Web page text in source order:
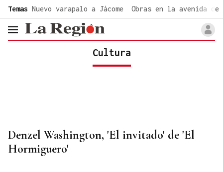
Temas Nuevo varapalo a Jácome Obras en la avenida de
header.menu.open
Cultura
Denzel Washington, 'El invitado' de 'El
Hormiguero'